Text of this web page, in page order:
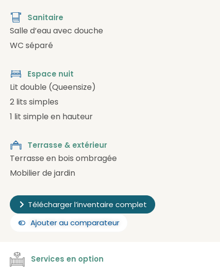
Sanitaire
Salle d’eau avec douche
WC séparé
Espace nuit
Lit double (Queensize)
2 lits simples
1 lit simple en hauteur
Terrasse & extérieur
Terrasse en bois ombragée
Mobilier de jardin
Télécharger l’inventaire complet
Ajouter au comparateur
Services en option